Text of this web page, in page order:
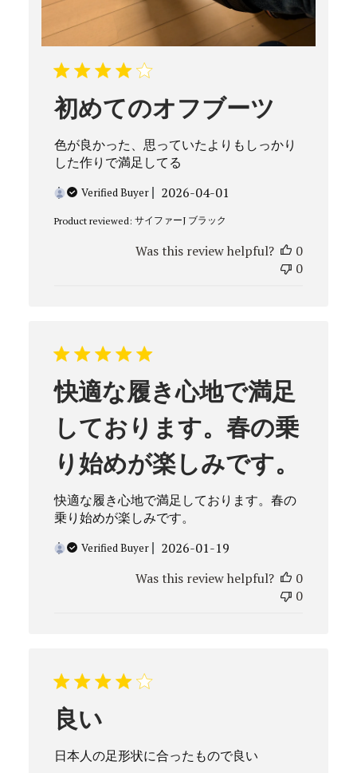
初めてのオフブーツ
色が良かった、思っていたよりもしっかり
した作りで満足してる
Verified Buyer
Published
2026-04-01
Product reviewed: サイファーJ ブラック
Was this review helpful?
0
0
快適な履き心地で満足
しております。春の乗
り始めが楽しみです。
快適な履き心地で満足しております。春の
乗り始めが楽しみです。
Verified Buyer
Published
2026-01-19
Was this review helpful?
0
0
良い
日本人の足形状に合ったもので良い